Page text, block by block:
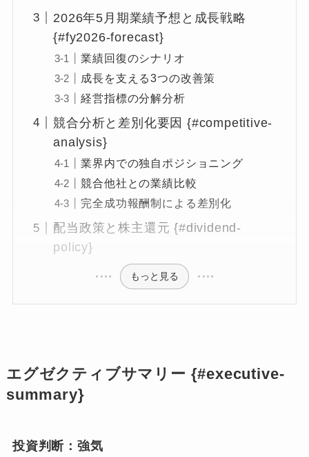
2026年5月期業績予想と成長戦略
{#fy2026-forecast}
業績回復のシナリオ
成長を支える3つの改善策
経営指標の分解分析
競合分析と差別化要因 {#competitive-
analysis}
業界内での独自ポジショニング
競合他社との業績比較
完全成功報酬制による差別化
配当政策と株主還元 {#dividend-
policy}
もっと見る
エグゼクティブサマリー {#executive-
summary}
投資判断：強気